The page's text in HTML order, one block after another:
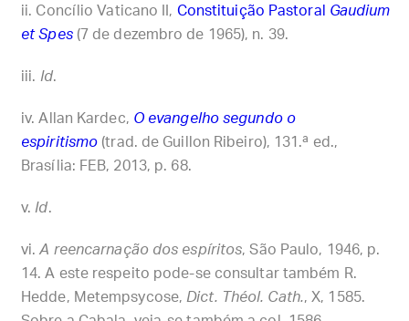
Concílio Vaticano II, Constituição Pastoral Gaudium
et Spes (7 de dezembro de 1965), n. 39.
Id.
Allan Kardec, O evangelho segundo o
espiritismo (trad. de Guillon Ribeiro), 131.ª ed.,
Brasília: FEB, 2013, p. 68.
Id.
A reencarnação dos espíritos, São Paulo, 1946, p.
14. A este respeito pode-se consultar também R.
Hedde, Metempsycose, Dict. Théol. Cath., X, 1585.